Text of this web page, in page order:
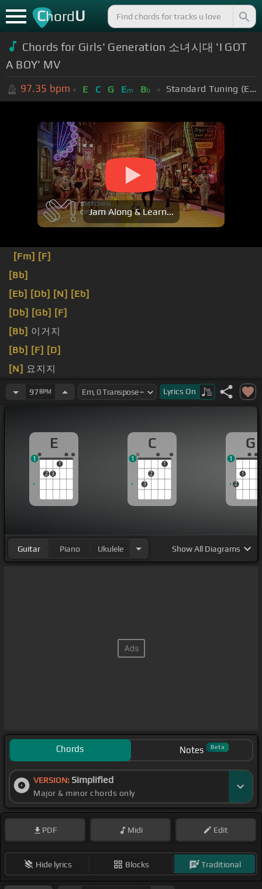
ChordU
Chords for Girls' Generation 소녀시대 'I GOT
A BOY' MV
97.35 bpm E C G Em Bb Standard Tuning (EADGBE)
Jam Along & Learn...
[Fm] [F]
[Bb]
[Eb] [Db] [N] [Eb]
[Db] [Gb] [F]
[Bb] 이거지
[Bb] [F] [D]
[N] 요지지
[Ab]시작해볼까 어
97BPM Lyrics On
E
2 3
1
1
C
3
2
1
1
G
2
1
1
Guitar Piano Ukulele ShowAll Diagrams
Chords Notes Beta
VERSION: Simplified
Major & minor chords only
PDF Midi Edit
Hide lyrics Blocks Traditional